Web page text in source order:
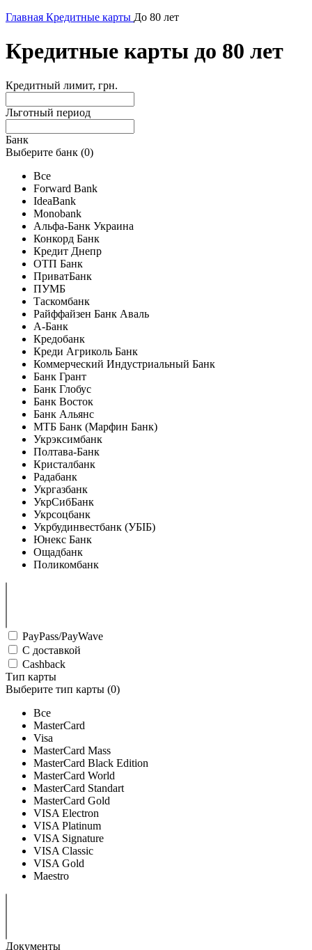
Главная Кредитные карты До 80 лет
Кредитные карты до 80 лет
Кредитный лимит, грн.
Льготный период
Банк
Выберите банк (0)
Все
Forward Bank
IdeaBank
Monobank
Альфа-Банк Украина
Конкорд Банк
Кредит Днепр
ОТП Банк
ПриватБанк
ПУМБ
Таскомбанк
Райффайзен Банк Аваль
А-Банк
Кредобанк
Креди Агриколь Банк
Коммерческий Индустриальный Банк
Банк Грант
Банк Глобус
Банк Восток
Банк Альянс
МТБ Банк (Марфин Банк)
Укрэксимбанк
Полтава-Банк
Кристалбанк
Радабанк
Укргазбанк
УкрСибБанк
Укрсоцбанк
Укрбудинвестбанк (УБІБ)
Юнекс Банк
Ощадбанк
Поликомбанк
PayPass/PayWave
С доставкой
Cashback
Тип карты
Выберите тип карты (0)
Все
MasterCard
Visa
MasterCard Mass
MasterCard Black Edition
MasterCard World
MasterCard Standart
MasterCard Gold
VISA Electron
VISA Platinum
VISA Signature
VISA Classic
VISA Gold
Maestro
Документы